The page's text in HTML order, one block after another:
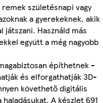
születésnapi vagy
a gyerekeknek, akik
Használd más
együtt a még nagyobb
építhetnek -
és elforgathatják 3D-
követhető digitális
A készlet 691